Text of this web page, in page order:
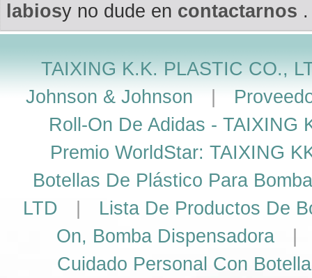
labiosy no dude en contactarnos .
TAIXING K.K. PLASTIC CO.,
Johnson & Johnson
Roll-On De Adidas - TAIXING
Premio WorldStar: TAIXING
Botellas De Plástico Para
LTD
Lista De Productos De
On, Bomba Dispensadora
Cuidado Personal Con